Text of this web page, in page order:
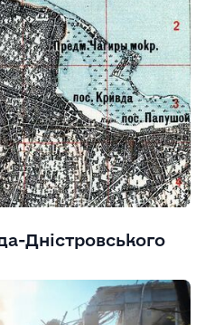
Дністровського